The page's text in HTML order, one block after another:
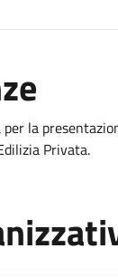
per la
Privata.